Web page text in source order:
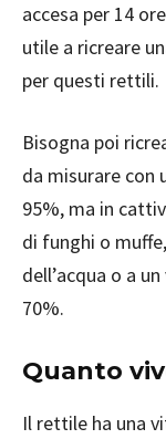
accesa per 14
utile a ricreare
per questi rettili.
Bisogna poi
da misurare con
95%, ma in
di funghi o
dell’acqua o a
70%.
Quanto
Il rettile ha una